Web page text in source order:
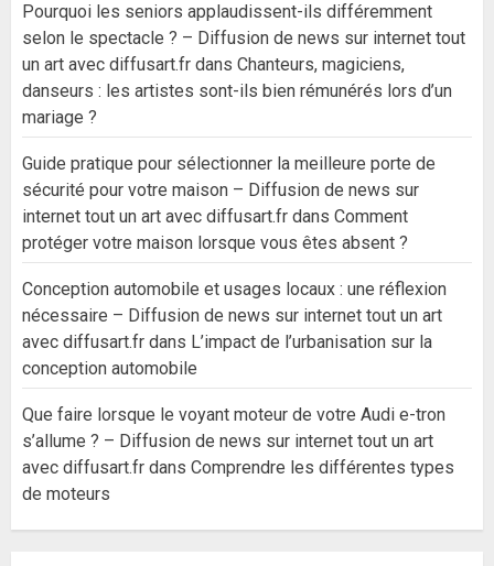
Pourquoi les seniors applaudissent-ils différemment
selon le spectacle ? – Diffusion de news sur internet tout
un art avec diffusart.fr dans Chanteurs, magiciens,
danseurs : les artistes sont-ils bien rémunérés lors d’un
mariage ?
Guide pratique pour sélectionner la meilleure porte de
sécurité pour votre maison – Diffusion de news sur
internet tout un art avec diffusart.fr dans Comment
protéger votre maison lorsque vous êtes absent ?
Conception automobile et usages locaux : une réflexion
nécessaire – Diffusion de news sur internet tout un art
avec diffusart.fr dans L’impact de l’urbanisation sur la
conception automobile
Que faire lorsque le voyant moteur de votre Audi e-tron
s’allume ? – Diffusion de news sur internet tout un art
avec diffusart.fr dans Comprendre les différentes types
de moteurs